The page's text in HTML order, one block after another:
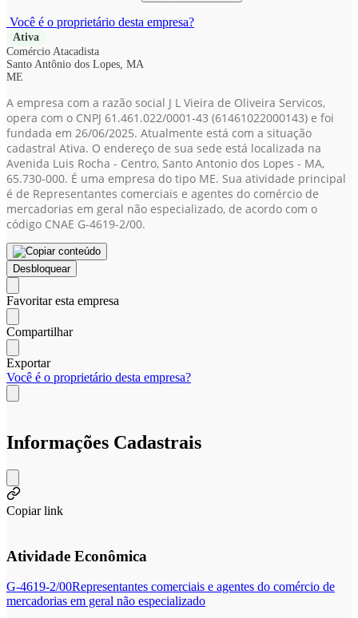
Você é o proprietário desta empresa?
Ativa
Comércio Atacadista
Santo Antônio dos Lopes, MA
ME
A empresa com a razão social J L Vieira de Oliveira Servicos,
opera com o CNPJ 61.461.022/0001-43 (61461022000143) e foi
fundada em 26/06/2025. Atualmente está com a situação
cadastral Ativa. O endereço de sua sede está localizada na
Avenida Luis Rocha - Centro, Santo Antonio dos Lopes - MA,
65.730-000. É uma empresa do tipo ME. Sua atividade principal
é de Representantes comerciais e agentes do comércio de
mercadorias em geral não especializado, de acordo com o
código CNAE G-4619-2/00.
Desbloquear
Favoritar esta empresa
Compartilhar
Exportar
Você é o proprietário desta empresa?
Informações Cadastrais
Copiar link
Atividade Econômica
G-4619-2/00Representantes comerciais e agentes do comércio de
mercadorias em geral não especializado